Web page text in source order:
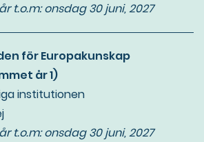
t.o.m:onsdag 30 juni, 2027
för Europakunskap
år 1)
institutionen
t.o.m:onsdag 30 juni, 2027